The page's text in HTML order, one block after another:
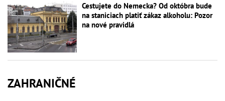
Cestujete do Nemecka? Od októbra bude
na staniciach platiť zákaz alkoholu: Pozor
na nové pravidlá
ZAHRANIČNÉ